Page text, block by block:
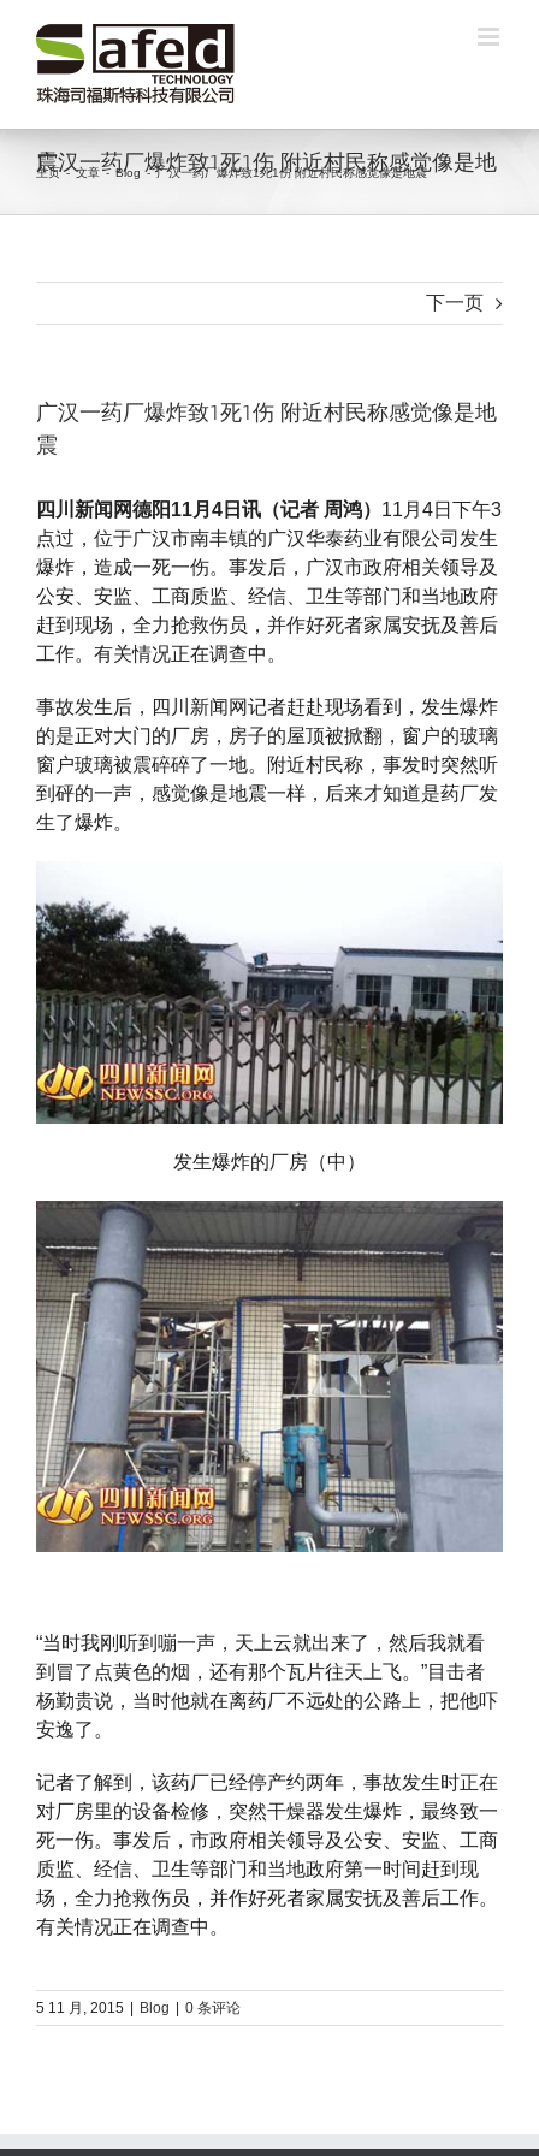
广汉一药厂爆炸致1死1伤 附近村民称感觉像是地震
主页 - 文章 - Blog - 广汉一药厂爆炸致1死1伤 附近村民称感觉像是地震
下一页
广汉一药厂爆炸致1死1伤 附近村民称感觉像是地
震
四川新闻网德阳11月4日讯（记者 周鸿） 11月4日下午3
点过，位于广汉市南丰镇的广汉华泰药业有限公司发生
爆炸，造成一死一伤。事发后，广汉市政府相关领导及
公安、安监、工商质监、经信、卫生等部门和当地政府
赶到现场，全力抢救伤员，并作好死者家属安抚及善后
工作。有关情况正在调查中。
事故发生后，四川新闻网记者赶赴现场看到，发生爆炸
的是正对大门的厂房，房子的屋顶被掀翻，窗户的玻璃
窗户玻璃被震碎碎了一地。附近村民称，事发时突然听
到砰的一声，感觉像是地震一样，后来才知道是药厂发
生了爆炸。
发生爆炸的厂房（中）
“当时我刚听到嘣一声，天上云就出来了，然后我就看
到冒了点黄色的烟，还有那个瓦片往天上飞。”目击者
杨勤贵说，当时他就在离药厂不远处的公路上，把他吓
安逸了。
记者了解到，该药厂已经停产约两年，事故发生时正在
对厂房里的设备检修，突然干燥器发生爆炸，最终致一
死一伤。事发后，市政府相关领导及公安、安监、工商
质监、经信、卫生等部门和当地政府第一时间赶到现
场，全力抢救伤员，并作好死者家属安抚及善后工作。
有关情况正在调查中。
5 11 月, 2015 | Blog | 0 条评论